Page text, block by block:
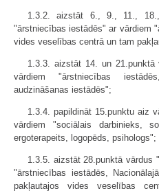
1.3.2. aizstāt 6., 9., 11.,
"ārstniecības iestādēs" ar vārdiem
vides veselības centrā un tam
1.3.3. aizstāt 14. un
vārdiem "ārstniecības
audzināšanas iestādēs";
1.3.4. papildināt 15.punktu aiz
vārdiem "sociālais darbinieks,
ergoterapeits, logopēds, psihologs";
1.3.5. aizstāt 28.punktā vārdus
"ārstniecības iestādēs,
pakļautajos vides veselības